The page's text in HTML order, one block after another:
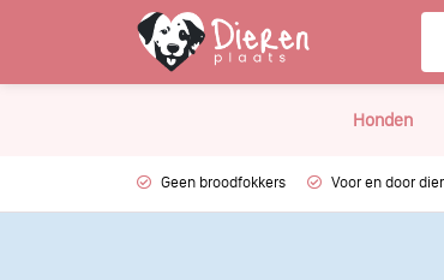
Honden
Geen broodfokkers Voor en door